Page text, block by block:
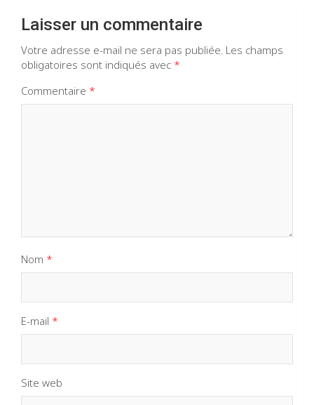
Laisser un commentaire
Votre adresse e-mail ne sera pas publiée. Les champs
obligatoires sont indiqués avec *
Commentaire *
Nom *
E-mail *
Site web